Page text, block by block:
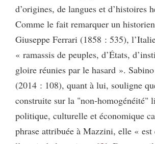
d’origines, de langues et d’histoires
Comme le fait remarquer un
Giuseppe Ferrari (1858 : 535),
« ramassis de peuples, d’États,
gloire réunies par le hasard ». Sabino
(2014 : 108), quant à lui, souligne
construite sur la "non-homogénéité"
politique, culturelle et économique
phrase attribuée à Mazzini, elle « est